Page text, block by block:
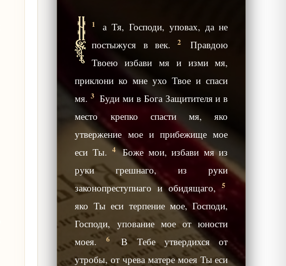
1
Н
а Тя, Господи, уповах, да не
постыжуся в век.2
Правдою
Твоею избави мя и изми мя,
приклони ко мне ухо Твое и спаси
мя.3 Буди ми в Бога Защитителя и в
место крепко спасти мя, яко
утвержение мое и прибежище мое
еси Ты. 4 Боже мои, избави мя из
руки грешнаго, из руки
законопреступнаго и обидящаго,5
яко Ты еси терпение мое, Господи,
Господи, упование мое от юности
моея.
6
В Тебе утвердихся от
утробы, от чрева матере моея Ты еси